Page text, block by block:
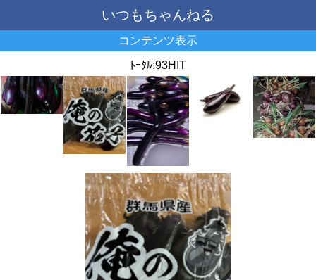
いつもちゃんねる
コンテンツ表示
ﾄｰﾀﾙ:93HIT